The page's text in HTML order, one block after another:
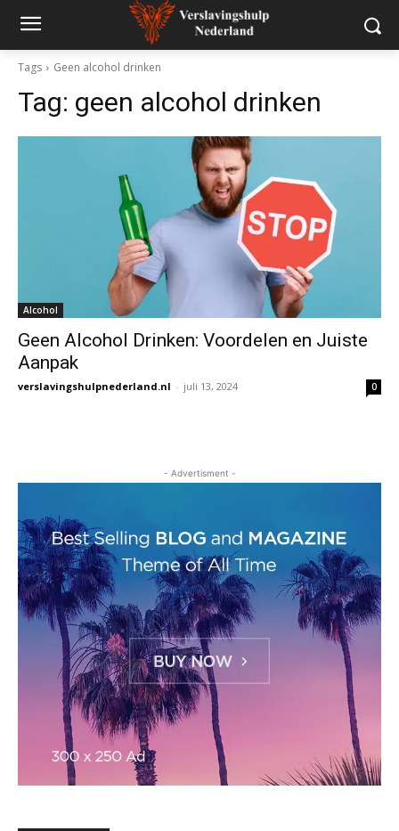
Tags Geen alcohol drinken
Tag: geen alcohol drinken
Alcohol
Geen Alcohol Drinken: Voordelen en Juiste
Aanpak
verslavingshulpnederland.nl - juli 13, 2024 0
- Advertisment -